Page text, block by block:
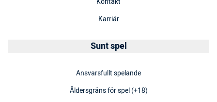
Karriär
Sunt spel
Ansvarsfullt spelande
Åldersgräns för spel (+18)